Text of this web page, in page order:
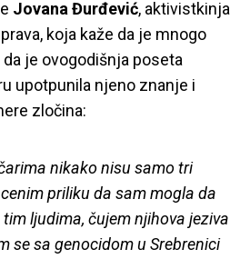
Jovana Đurđević, aktivistkinja
koja kaže da je mnogo
je ovogodišnja poseta
upotpunila njeno znanje i
zločina:
nikako nisu samo tri
priliku da sam mogla da
ljudima, čujem njihova jeziva
se sa genocidom u Srebrenici